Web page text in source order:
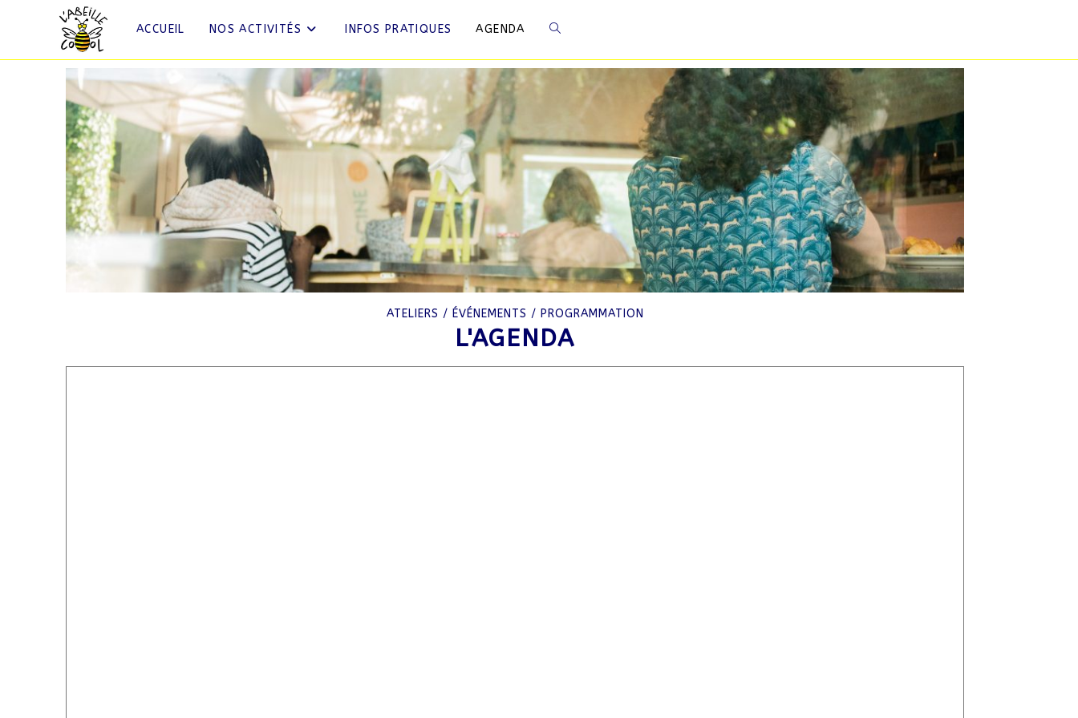
ACCUEIL NOS ACTIVITÉS INFOS PRATIQUES AGENDA
ATELIERS / ÉVÉNEMENTS / PROGRAMMATION
L'AGENDA